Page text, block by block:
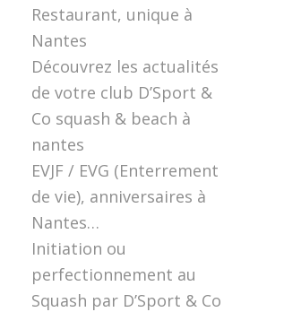
Restaurant, unique à
Nantes
Découvrez les actualités
de votre club D’Sport &
Co squash & beach à
nantes
EVJF / EVG (Enterrement
de vie), anniversaires à
Nantes…
Initiation ou
perfectionnement au
Squash par D’Sport & Co